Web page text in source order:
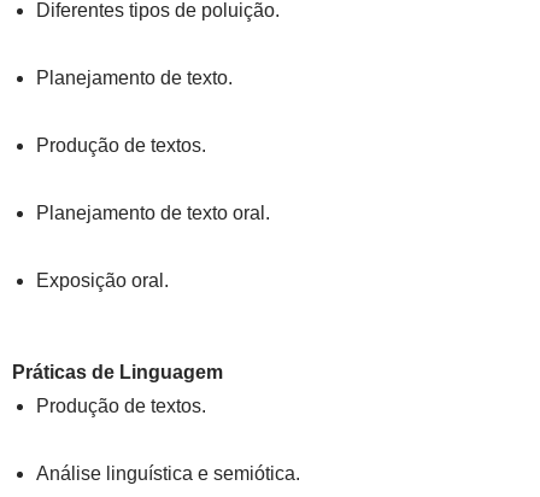
Diferentes tipos de poluição.
Planejamento de texto.
Produção de textos.
Planejamento de texto oral.
Exposição oral.
Práticas de Linguagem
Produção de textos.
Análise linguística e semiótica.